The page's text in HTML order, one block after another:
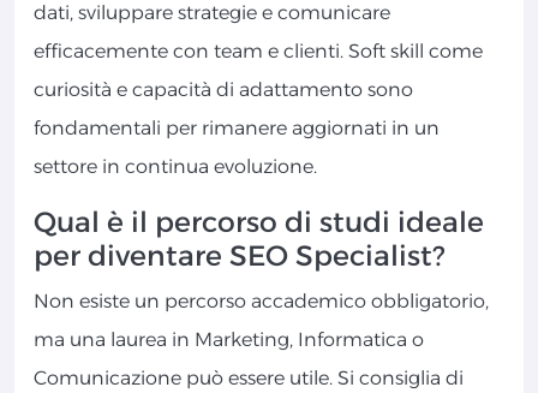
dati, sviluppare strategie e comunicare
efficacemente con team e clienti. Soft skill come
curiosità e capacità di adattamento sono
fondamentali per rimanere aggiornati in un
settore in continua evoluzione.
Qual è il percorso di studi ideale
per diventare SEO Specialist?
Non esiste un percorso accademico obbligatorio,
ma una laurea in Marketing, Informatica o
Comunicazione può essere utile. Si consiglia di